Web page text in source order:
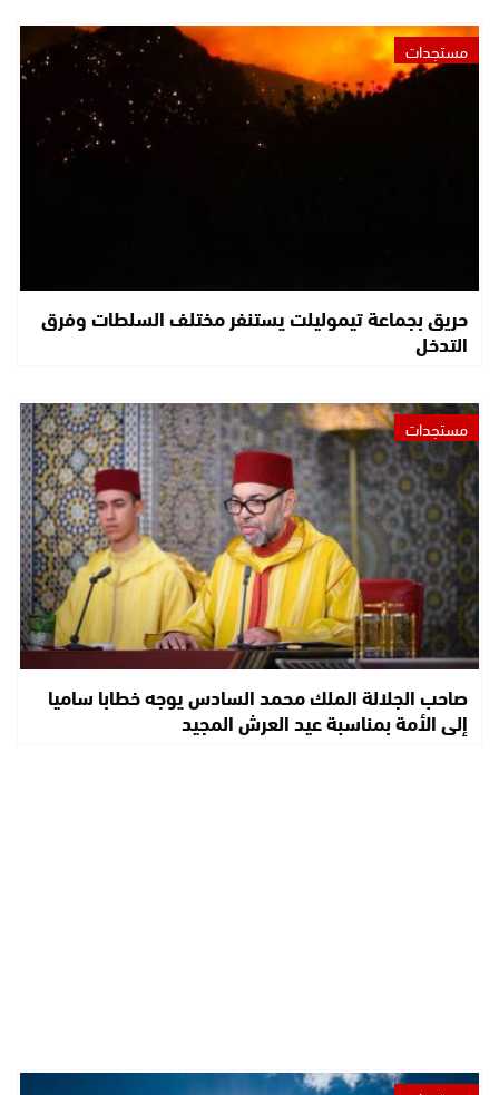
مستجدات
حريق بجماعة تيموليلت يستنفر مختلف السلطات وفرق
التدخل
مستجدات
صاحب الجلالة الملك محمد السادس يوجه خطابا ساميا
إلى الأمة بمناسبة عيد العرش المجيد